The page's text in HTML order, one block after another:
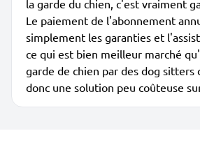
la garde du chien, c'est vraiment
Le paiement de l'abonnement
simplement les garanties et
ce qui est bien meilleur marché
garde de chien par des dog sitters
donc une solution peu coûteuse